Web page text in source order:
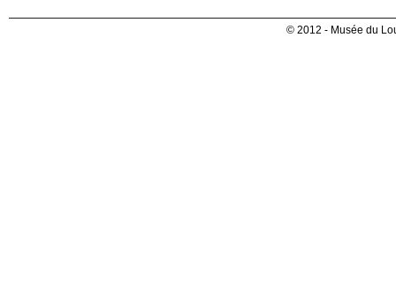
© 2012 - Musée du